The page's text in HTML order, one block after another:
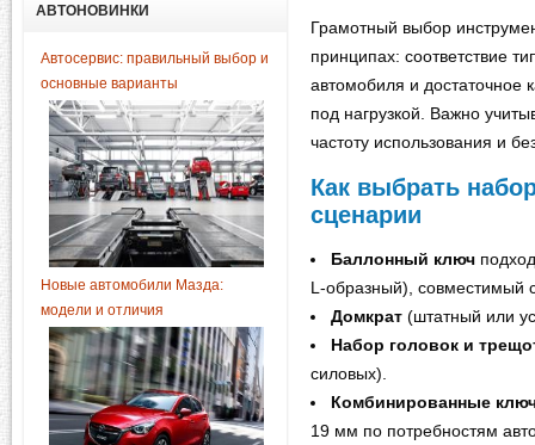
АВТОНОВИНКИ
Автосервис: правильный выбор и
основные варианты
Новые автомобили Мазда:
модели и отличия
Грамотный выбор
принципах: соответствие
автомобиля и достаточное
под нагрузкой. Важно
частоту использования и
Как выбрать
сценарии
Баллонный ключ
L-образный), совместимый
Домкрат (штатный или
Набор головок и
силовых).
Комбинированные
19 мм по потребностям